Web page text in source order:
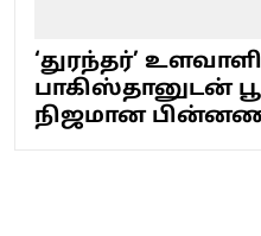
‘துரந்தர்’
பாகிஸ்தானுடன்
நிஜமான